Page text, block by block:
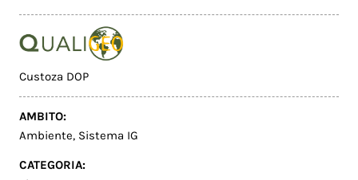
Custoza DOP
AMBITO:
Ambiente, Sistema IG
CATEGORIA: